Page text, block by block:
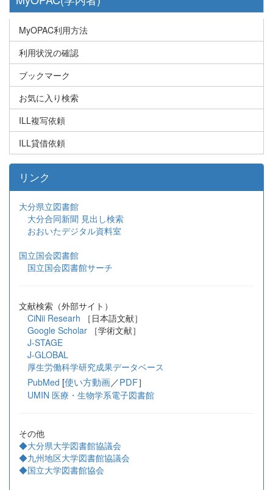
MyOPAC利用方法
利用状況の確認
ブックマーク
お気に入り検索
ILL複写依頼
ILL貸借依頼
リンク
大分県立図書館
大分合同新聞 見出し検索
おおいたデジタル資料室
国立国会図書館
国立国会図書館サーチ
文献検索（外部サイト）
CiNii Researh ［日本語文献］
Google Scholar
［学術文献］
J-STAGE
J-GLOBAL
厚生労働科学研究成果データベース
PubMed [使い方動画／PDF］
UMIN 医療・生物学系電子図書館
その他
◆大分県大学図書館協議会
◆九州地区大学図書館協議会
◆国立大学図書館協会